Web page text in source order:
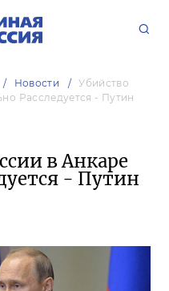
Новости
Убийство
Расследуется - Путин
в Анкаре
- Путин